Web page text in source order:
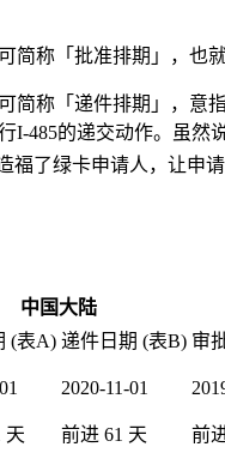
简称「批准排期」，也
简称「递件排期」，意
I-485的递交动作。虽然
福了绿卡申请人，让申
中国大陆
(表A) 递件日期 (表B) 审
天
2020-11-01
前进 61 天 前